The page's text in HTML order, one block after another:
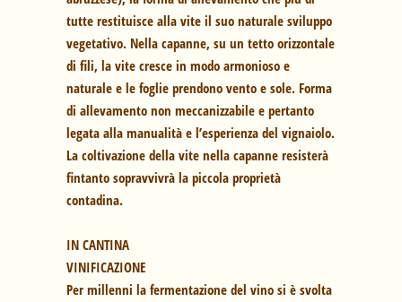
tutte restituisce alla vite il suo naturale sviluppo
vegetativo. Nella capanne, su un tetto orizzontale
di fili, la vite cresce in modo armonioso e
naturale e le foglie prendono vento e sole. Forma
di allevamento non meccanizzabile e pertanto
legata alla manualità e l’esperienza del vignaiolo.
La coltivazione della vite nella capanne resisterà
fintanto sopravvivrà la piccola proprietà
contadina.
IN CANTINA
VINIFICAZIONE
Per millenni la fermentazione del vino si è svolta